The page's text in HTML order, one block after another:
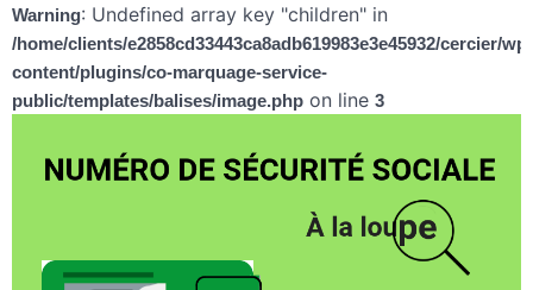
Warning: Undefined array key "children" in
/home/clients/e2858cd33443ca8adb619983e3e45932/cercier/wp-
content/plugins/co-marquage-service-
public/templates/balises/image.php on line 3